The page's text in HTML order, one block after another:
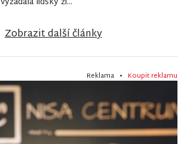
Zobrazit další články
Reklama • Koupit reklamu